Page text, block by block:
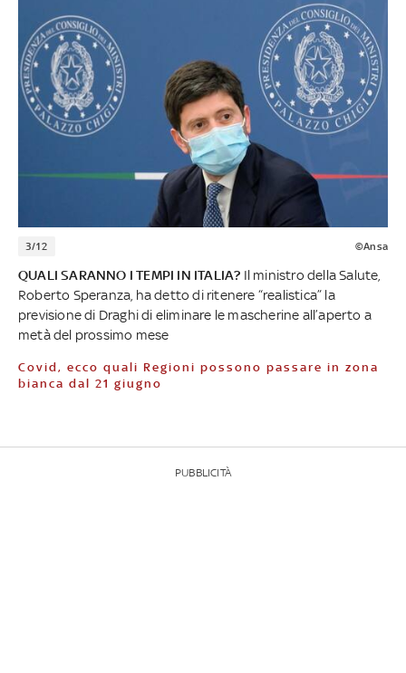
3/12 ©Ansa
QUALI SARANNO I TEMPI IN ITALIA? Il ministro della Salute,
Roberto Speranza, ha detto di ritenere “realistica” la
previsione di Draghi di eliminare le mascherine all’aperto a
metà del prossimo mese
Covid, ecco quali Regioni possono passare in zona
bianca dal 21 giugno
PUBBLICITÀ